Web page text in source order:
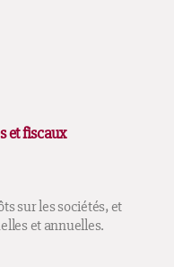
et fiscaux
sur les sociétés, et
et annuelles.